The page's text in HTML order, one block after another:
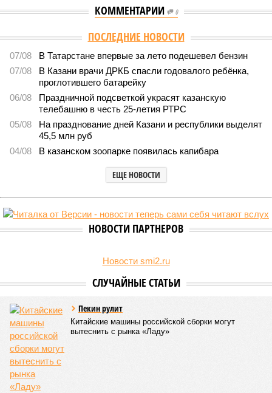
КОММЕНТАРИИ 0
ПОСЛЕДНИЕ НОВОСТИ
07/08
В Татарстане впервые за лето подешевел бензин
07/08
В Казани врачи ДРКБ спасли годовалого ребёнка,
проглотившего батарейку
06/08
Праздничной подсветкой украсят казанскую
телебашню в честь 25-летия РТРС
05/08
На празднование дней Казани и республики выделят
45,5 млн руб
04/08
В казанском зоопарке появилась капибара
ЕЩЕ НОВОСТИ
НОВОСТИ ПАРТНЕРОВ
Новости smi2.ru
СЛУЧАЙНЫЕ СТАТЬИ
Пекин рулит
Китайские машины российской сборки могут
вытеснить с рынка «Ладу»